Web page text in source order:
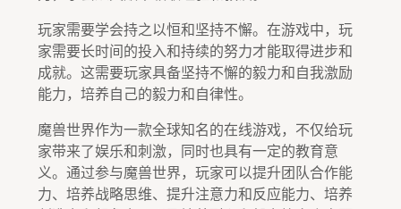
玩家需要学会持之以恒和坚持不懈。在游戏中，玩
家需要长时间的投入和持续的努力才能取得进步和
成就。这需要玩家具备坚持不懈的毅力和自我激励
能力，培养自己的毅力和自律性。
魔兽世界作为一款全球知名的在线游戏，不仅给玩
家带来了娱乐和刺激，同时也具有一定的教育意
义。通过参与魔兽世界，玩家可以提升团队合作能
力、培养战略思维、提升注意力和反应能力、培养